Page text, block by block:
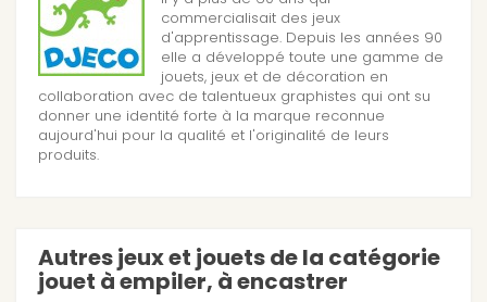
commercialisait des jeux
d'apprentissage. Depuis les années 90
elle a développé toute une gamme de
jouets, jeux et de décoration en
collaboration avec de talentueux graphistes qui ont su
donner une identité forte à la marque reconnue
aujourd'hui pour la qualité et l'originalité de leurs
produits.
Autres jeux et jouets de la catégorie
jouet à empiler, à encastrer